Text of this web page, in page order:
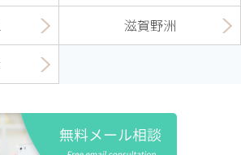
滋賀野洲